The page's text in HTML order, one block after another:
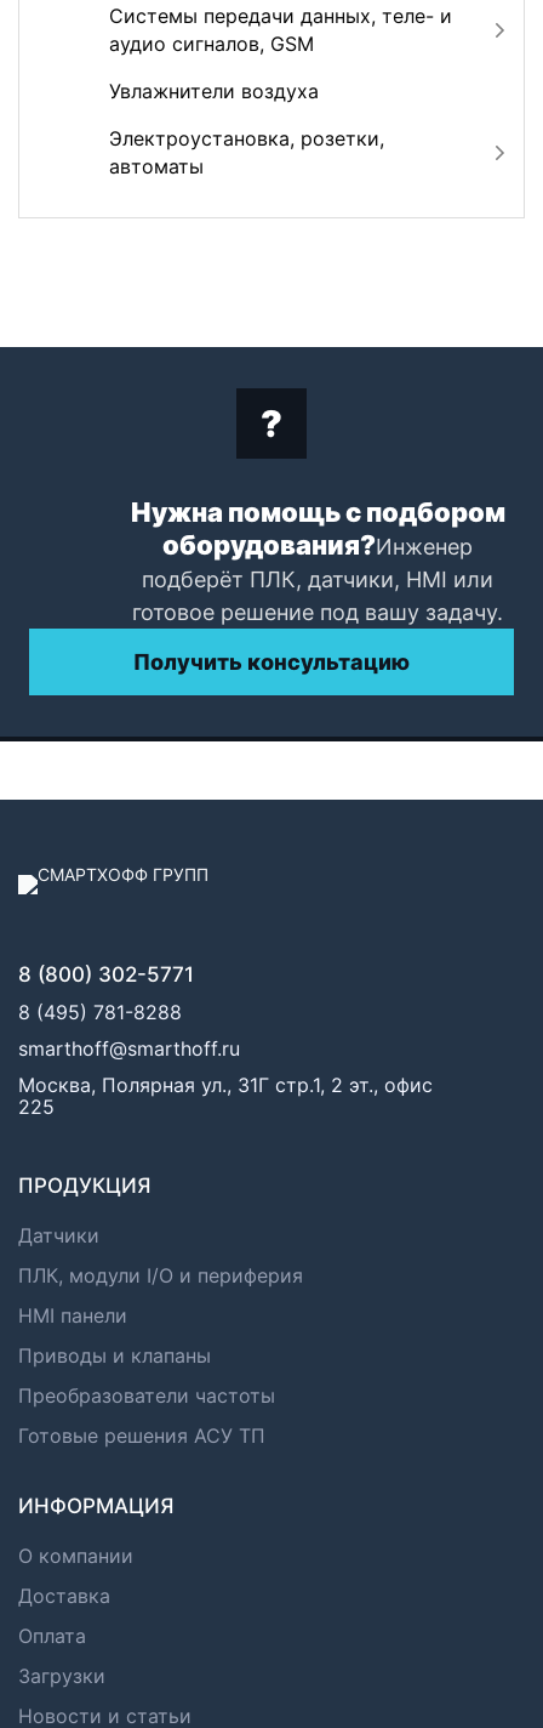
Системы передачи данных, теле- и
аудио сигналов, GSM
Увлажнители воздуха
Электроустановка, розетки,
автоматы
Нужна помощь с подбором
оборудования?Инженер
подберёт ПЛК, датчики, HMI или
готовое решение под вашу задачу.
Получить консультацию
8 (800) 302-5771
8 (495) 781-8288
smarthoff@smarthoff.ru
Москва, Полярная ул., 31Г стр.1, 2 эт., офис
225
ПРОДУКЦИЯ
Датчики
ПЛК, модули I/O и периферия
HMI панели
Приводы и клапаны
Преобразователи частоты
Готовые решения АСУ ТП
ИНФОРМАЦИЯ
О компании
Доставка
Оплата
Загрузки
Новости и статьи